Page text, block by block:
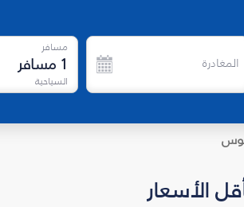
المغادرة
مسافر
1 مسافر
السياحية
الأسعار